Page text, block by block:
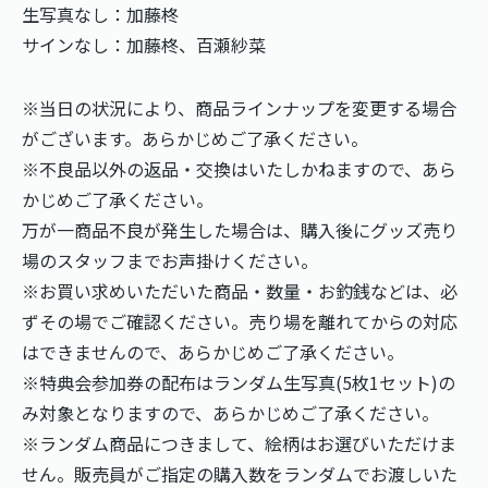
生写真なし：加藤柊
サインなし：加藤柊、百瀬紗菜
※当日の状況により、商品ラインナップを変更する場合
がございます。あらかじめご了承ください。
※不良品以外の返品・交換はいたしかねますので、あら
かじめご了承ください。
万が一商品不良が発生した場合は、購入後にグッズ売り
場のスタッフまでお声掛けください。
※お買い求めいただいた商品・数量・お釣銭などは、必
ずその場でご確認ください。売り場を離れてからの対応
はできませんので、あらかじめご了承ください。
※特典会参加券の配布はランダム生写真(5枚1セット)の
み対象となりますので、あらかじめご了承ください。
※ランダム商品につきまして、絵柄はお選びいただけま
せん。販売員がご指定の購入数をランダムでお渡しいた